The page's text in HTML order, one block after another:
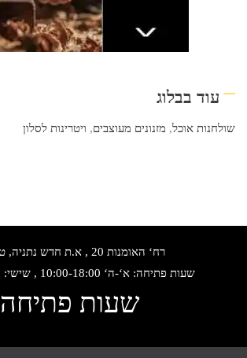
עוד בבלוג
שולחנות אוכל, מזנונים מעוצבים, ויטרינות לסלון
רח‘ האומנות 20 , א.ת חדש נתניה, טלפון:
שעות פתיחה: א‘-ה‘ 10:00-18:00 , שישי: 9:00-14:00
שעות פתיחה